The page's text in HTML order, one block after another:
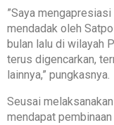
‎”Saya
mendadak oleh
bulan lalu di wilayah
terus digencarkan,
lainnya,” pungkasnya.
‎Seusai
mendapat